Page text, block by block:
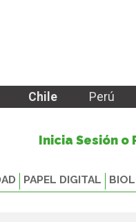
Chile Perú
Inicia Sesión o
PAPEL DIGITAL